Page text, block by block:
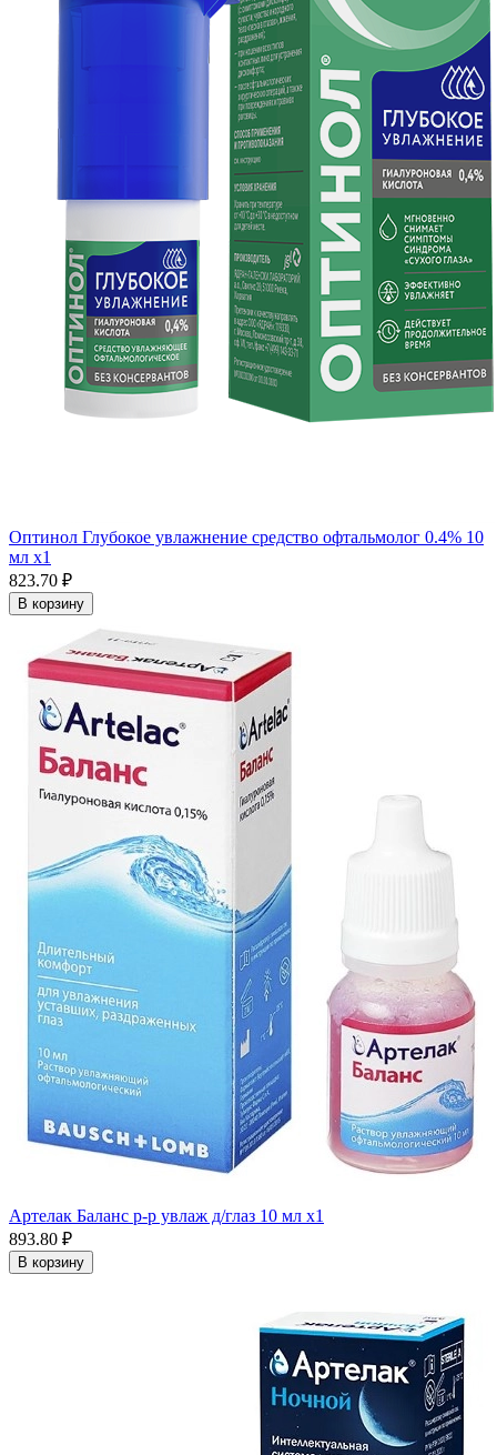
Оптинол Глубокое увлажнение средство офтальмолог 0.4% 10
мл x1
823.70 ₽
В корзину
Артелак Баланс р-р увлаж д/глаз 10 мл x1
893.80 ₽
В корзину